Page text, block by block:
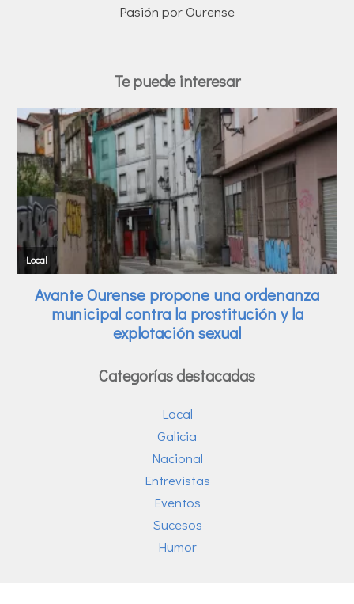
Pasión por Ourense
Te puede interesar
Categorías destacadas
Local
Galicia
Nacional
Entrevistas
Eventos
Sucesos
Humor